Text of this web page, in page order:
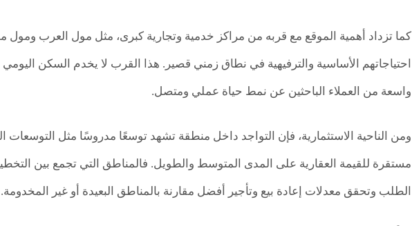
كما تزداد أهمية الموقع مع قربه من مراكز خدمية وتجارية كبرى، مثل مول العرب ومول
احتياجاتهم الأساسية والترفيهية في نطاق زمني قصير. هذا القرب لا يخدم السكن
واسعة من العملاء الباحثين عن نمط حياة عملي ومتصل.
مستقرة للقيمة العقارية على المدى المتوسط والطويل. فالمناطق التي تجمع بين
الطلب وتحقق معدلات إعادة بيع وتأجير أفضل مقارنة بالمناطق البعيدة أو غير المخدومة.